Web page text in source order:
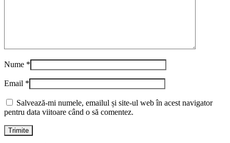
Nume *
Email *
Salvează-mi numele, emailul și site-ul web în acest navigator
pentru data viitoare când o să comentez.